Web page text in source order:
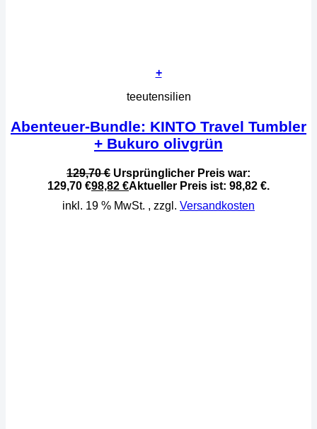
+
teeutensilien
Abenteuer-Bundle: KINTO Travel Tumbler
+ Bukuro olivgrün
129,70€ Ursprünglicher Preis war:
129,70 €98,82 €Aktueller Preis ist: 98,82 €.
inkl. 19 % MwSt. , zzgl. Versandkosten